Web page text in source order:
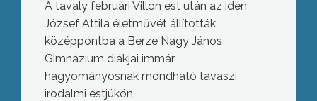
A tavaly februári Villon est után az idén
József Attila életművét állították
középpontba a Berze Nagy János
Gimnázium diákjai immár
hagyományosnak mondható tavaszi
irodalmi estjükön.